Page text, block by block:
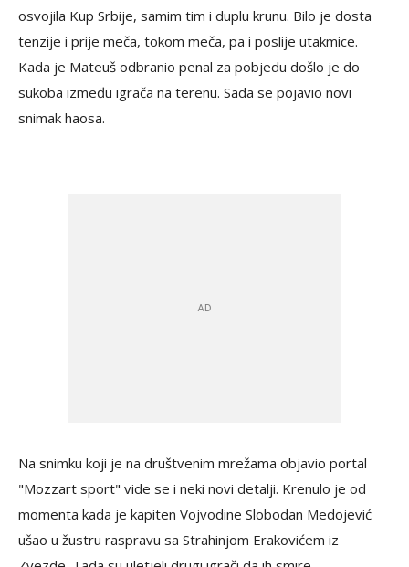
osvojila Kup Srbije, samim tim i duplu krunu. Bilo je dosta
tenzije i prije meča, tokom meča, pa i poslije utakmice.
Kada je Mateuš odbranio penal za pobjedu došlo je do
sukoba između igrača na terenu. Sada se pojavio novi
snimak haosa.
Na snimku koji je na društvenim mrežama objavio portal
"Mozzart sport" vide se i neki novi detalji. Krenulo je od
momenta kada je kapiten Vojvodine Slobodan Medojević
ušao u žustru raspravu sa Strahinjom Erakovićem iz